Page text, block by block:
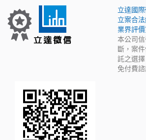
立達國
立案合
業界評
本公司
斷，案
託之選擇
免付費